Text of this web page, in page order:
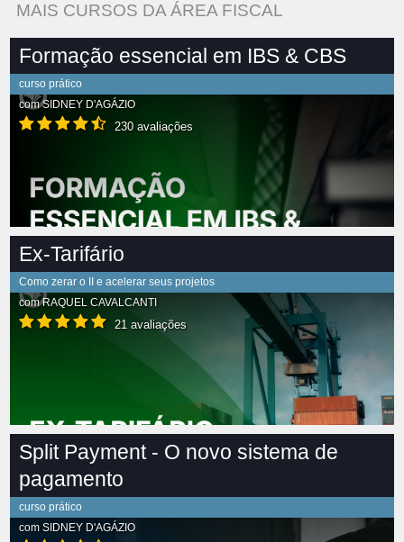
MAIS CURSOS DA ÁREA FISCAL
Formação essencial em IBS & CBS
curso prático
comSIDNEY D'AGÁZIO
230 avaliações
Ex-Tarifário
Como zerar o II e acelerar seus projetos
comRAQUEL CAVALCANTI
21 avaliações
Split Payment - O novo sistema de
pagamento
curso prático
com SIDNEY D'AGÁZIO